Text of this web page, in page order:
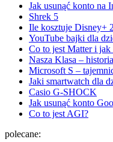
Jak usunąć konto na
Shrek 5
Ile kosztuje Disney+
YouTube bajki dla
Co to jest Matter i jak
Nasza Klasa –
Microsoft S –
Jaki smartwatch dla
Casio G-SHOCK
Jak usunąć konto
Co to jest AGI?
polecane: